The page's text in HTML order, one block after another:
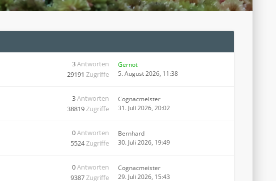
3Antworten
29191 Zugriffe
Gernot
5. August 2026, 11:38
3Antworten
38819Zugriffe
Cognacmeister
31. Juli 2026, 20:02
0Antworten
5524Zugriffe
Bernhard
30. Juli 2026, 19:49
0Antworten
9387Zugriffe
Cognacmeister
29. Juli 2026, 15:43